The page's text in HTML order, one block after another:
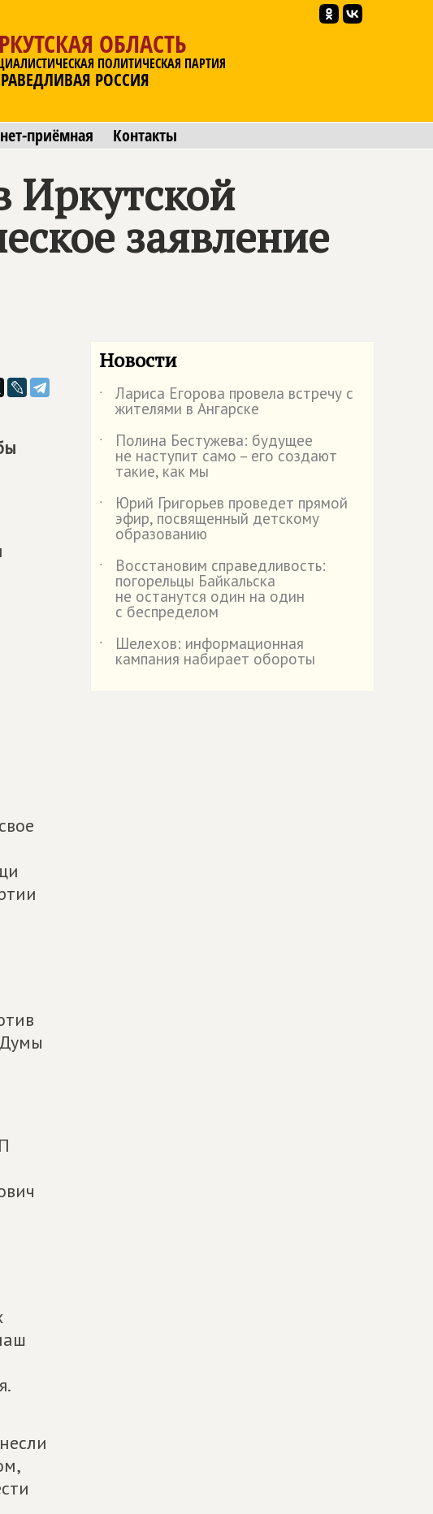
ОБЛАСТЬ
ПОЛИТИЧЕСКАЯ ПАРТИЯ
РОССИЯ
приёмная Контакты
Иркутской
заявление
Новости
˙ Лариса Егорова провела встречу с
жителями в Ангарске
˙
Полина Бестужева: будущее
не наступит само – его создают
такие, как мы
˙
Юрий Григорьев проведет прямой
эфир, посвященный детскому
образованию
˙
Восстановим справедливость:
погорельцы Байкальска
не останутся один на один
с беспределом
˙
Шелехов: информационная
кампания набирает обороты